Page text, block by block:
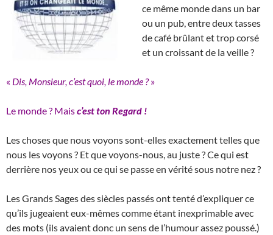
ce même monde dans un bar
ou un pub, entre deux tasses
de café brûlant et trop corsé
et un croissant de la veille ?
« Dis, Monsieur, c’est quoi, le monde ?»
Le monde ? Maisc’estton Regard !
Les choses que nous voyons sont-elles exactement telles que
nous les voyons ? Et que voyons-nous, au juste ? Ce qui est
derrière nos yeux ou ce qui se passe en vérité sous notre nez ?
Les Grands Sages des siècles passés ont tenté d’expliquer ce
qu’ils jugeaient eux-mêmes comme étant inexprimable avec
des mots (ils avaient donc un sens de l’humour assez poussé.)